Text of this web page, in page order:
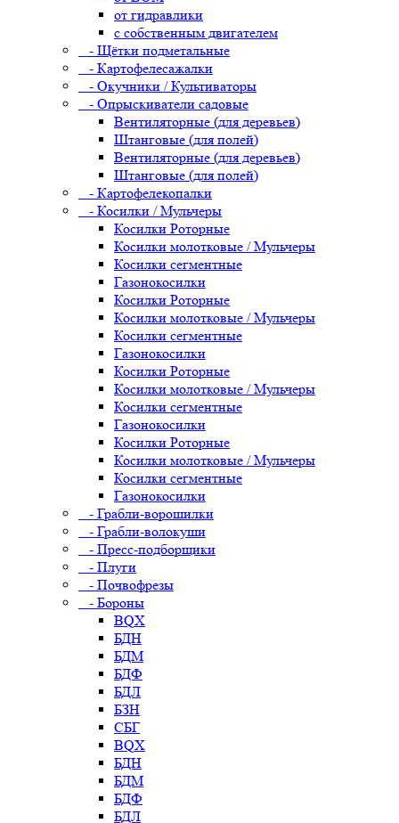
от гидравлики
с собственным двигателем
- Щётки подметальные
- Картофелесажалки
- Окучники / Культиваторы
- Опрыскиватели садовые
Вентиляторные (для деревьев)
Штанговые (для полей)
Вентиляторные (для деревьев)
Штанговые (для полей)
- Картофелекопалки
- Косилки / Мульчеры
Косилки Роторные
Косилки молотковые / Мульчеры
Косилки сегментные
Газонокосилки
Косилки Роторные
Косилки молотковые / Мульчеры
Косилки сегментные
Газонокосилки
Косилки Роторные
Косилки молотковые / Мульчеры
Косилки сегментные
Газонокосилки
Косилки Роторные
Косилки молотковые / Мульчеры
Косилки сегментные
Газонокосилки
- Грабли-ворошилки
- Грабли-волокуши
- Пресс-подборщики
- Плуги
- Почвофрезы
- Бороны
BQX
БДН
БДМ
БДФ
БДЛ
БЗН
СБГ
BQX
БДН
БДМ
БДФ
БДЛ